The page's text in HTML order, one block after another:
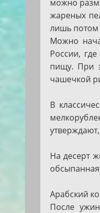
можно
жареных
лишь потом
Можно
России,
пищу. При
чашечкой
В
На десерт
Арабский
После